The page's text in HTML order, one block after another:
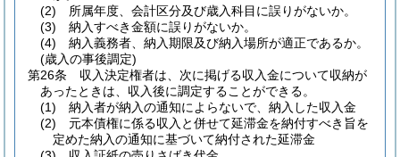
(2)
所属年度、会計区分及び歳入科目に誤りがないか。
(3)
納入すべき金額に誤りがないか。
(4)
納入義務者、納入期限及び納入場所が適正であるか。
(歳入の事後調定)
第26条
収入決定権者は、次に掲げる収入金について収納が
あったときは、収入後に調定することができる。
(1)
納入者が納入の通知によらないで、納入した収入金
(2)
元本債権に係る収入と併せて延滞金を納付すべき旨を
定めた納入の通知に基づいて納付された延滞金